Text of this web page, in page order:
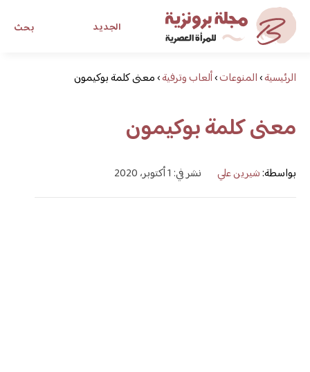
بحث الجديد
مجلة برونزية للفتاة العصرية
ابحث عن أي موضوع يهمك
الرئيسية›المنوعات›ألعاب وترفية›معنى كلمة بوكيمون
معنى كلمة بوكيمون
بواسطة:شيرين علي نشر في: 1 أكتوبر، 2020